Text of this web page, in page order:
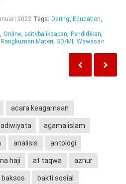
2022 Tags: Daring , Education,
, Online, paitvbalikpapan, Pendidikan,
Rangkuman Materi, SD/MI , Wawasan
acara keagamaan
adiwiyata agama islam
analisis antologi
haji at taqwa aznur
baksos bakti sosial